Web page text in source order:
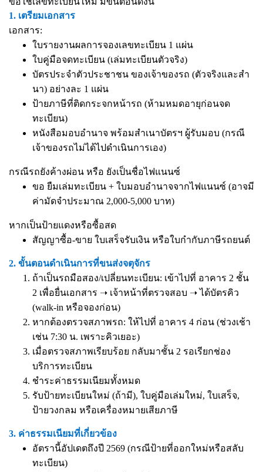
1. เตรียมเอกสาร
เอกสาร:
ใบรายงานผลการจองเลขทะเบียน 1 แผ่น
ใบคู่มือจดทะเบียน (เล่มทะเบียนตัวจริง)
บัตรประจำตัวประชาชน ของเจ้าของรถ (ตัวจริงและสำ
นา) อย่างละ 1 แผ่น
ป้ายภาษีที่ติดกระจกหน้ารถ (ห้ามหมดอายุก่อนจด
ทะเบียน)
หนังสือมอบอำนาจ พร้อมสำเนาบัตรฯ ผู้รับมอบ (กรณี
เจ้าของรถไม่ได้ไปดำเนินการเอง)
กรณีรถยังค้างผ่อน หรือ ยังเป็นชื่อไฟแนนซ์
ขอ ยืมเล่มทะเบียน + ใบมอบอำนาจจากไฟแนนซ์ (อาจมี
ค่ามัดจำประมาณ 2,000-5,000 บาท)
หากเป็นป้ายแดงหรือซื้อสด
สัญญาซื้อ-ขาย ใบเสร็จรับเงิน หรือใบกำกับภาษีรถยนต์
2. ขั้นตอนดำเนินการที่ขนส่งจตุจักร
ถ้าเป็นรถมือสอง/เปลี่ยนทะเบียน: เข้าไปที่ อาคาร 2 ชั้น
2 เพื่อยื่นเอกสาร ➝ เจ้าหน้าที่ตรวจสอบ ➝ ได้บัตรคิว
(walk-in หรือจองก่อน)
หากต้องตรวจสภาพรถ: ให้ไปที่ อาคาร 4 ก่อน (ช่วงเช้า
เช่น 7:30 น. เพราะคิวเยอะ)
เมื่อตรวจสภาพเรียบร้อย กลับมาชั้น 2 รอเรียกช่อง
บริการทะเบียน
ชำระค่าธรรมเนียมทั้งหมด
รับป้ายทะเบียนใหม่ (ถ้ามี), ใบคู่มือเล่มใหม่, ใบเสร็จ,
ป้ายวงกลม หรือเครื่องหมายเสียภาษี
3. ค่าธรรมเนียมที่เกี่ยวข้อง
อัตรานี้อัปเดตถึงปี 2569 (กรณีป้ายที่ออกใหม่หรือสลับ
ทะเบียน)